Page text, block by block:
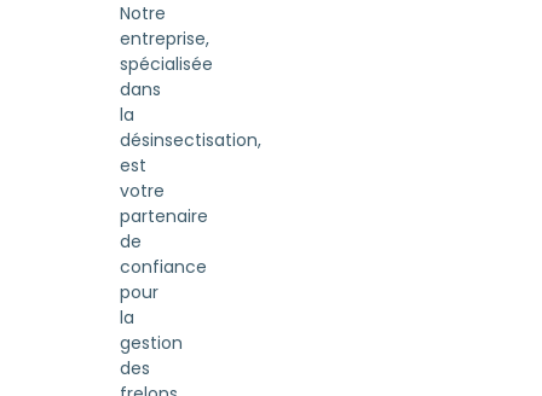
Notre
entreprise,
spécialisée
dans
la
désinsectisation,
est
votre
partenaire
de
confiance
pour
la
gestion
des